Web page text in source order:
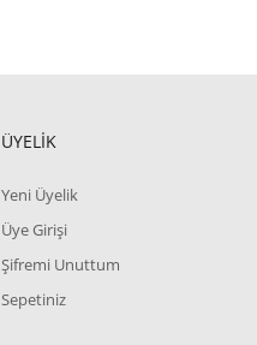
ÜYELİK
Yeni Üyelik
Üye Girişi
Şifremi Unuttum
Sepetiniz